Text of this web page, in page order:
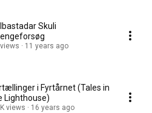
Skuli
11 years ago
i Fyrtårnet (Tales in
Lighthouse)
views 16 years ago